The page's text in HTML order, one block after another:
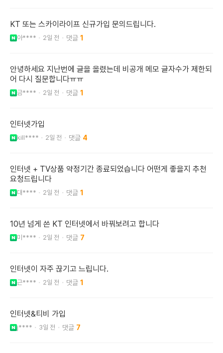
KT 또는 스카이라이프 신규가입 문의드립니다.
아**** 2일 전 1
안녕하세요 지난번에 글을 올렸는데 비공개 메모 글자수가 제한되
어 다시 질문합니다ㅠㅠ
금**** 2일 전 1
인터넷가입
kill**** 2일 전 4
인터넷 + TV상품 약정기간 종료되었습니다 어떤게 좋을지 추천
요청드립니다
대**** 2일 전 1
10년 넘게 쓴 KT 인터넷에서 바꿔보려고 합니다
미**** 2일 전 7
인터넷이 자주 끊기고 느립니다.
근**** 2일 전 1
인터넷&티비 가입
j**** 3일 전 7